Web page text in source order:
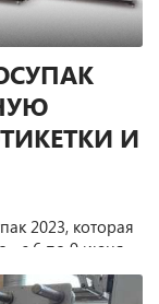
И
2023, которая
с 6 по 9 июня